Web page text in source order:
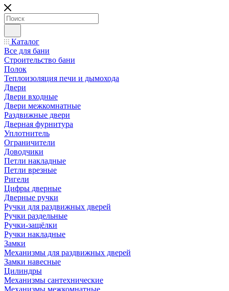
Каталог
Все для бани
Строительство бани
Полок
Теплоизоляция печи и дымохода
Двери
Двери входные
Двери межкомнатные
Раздвижные двери
Дверная фурнитура
Уплотнитель
Ограничители
Доводчики
Петли накладные
Петли врезные
Ригели
Цифры дверные
Дверные ручки
Ручки для раздвижных дверей
Ручки раздельные
Ручки-защёлки
Ручки накладные
Замки
Механизмы для раздвижных дверей
Замки навесные
Цилиндры
Механизмы сантехнические
Механизмы межкомнатные